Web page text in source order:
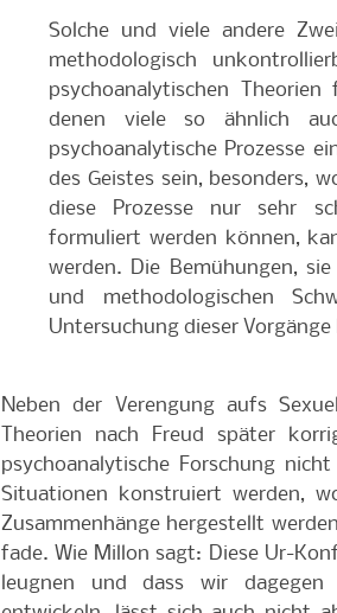
Solche und viele andere
methodologisch
psychoanalytischen
denen viele so ähnlich
psychoanalytische Prozesse
des Geistes sein, besonders,
diese Prozesse nur sehr
formuliert werden können,
werden. Die Bemühungen,
und methodologischen
Untersuchung dieser
Neben der Verengung aufs
Theorien nach Freud später
psychoanalytische Forschung
Situationen konstruiert werden,
Zusammenhänge hergestellt
fade. Wie Millon sagt: Diese Ur-
leugnen und dass wir dagegen